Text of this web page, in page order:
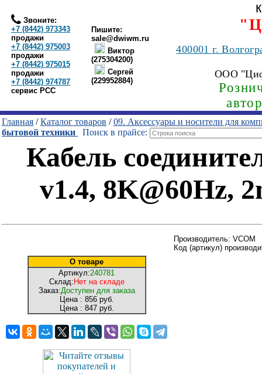
Звоните:
+7 (8442) 973343
продажи
+7 (8442) 975003
продажи
+7 (8442) 975015
продажи
+7 (8442) 974787
сервис РСС
Пишите:
sale@dwiwm.ru
Виктор
(275304200)
Сергей
(229952884)
400001г.
ООО
Главная /Каталог товаров /09. Аксессуары и носители для
бытовой техники
Поиск в прайсе:
Кабель
v1.4, 8K@60Hz,
О товаре
Артикул:240781
Склад: Нет на складе
Заказ:Доступен для заказа
Цена : 856 руб.
Цена : 847 руб.
Производитель: VCOM
Код (артикул)